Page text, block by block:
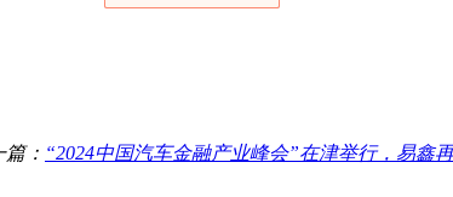
篇： “2024中国汽车金融产业峰会”在津举行，易鑫